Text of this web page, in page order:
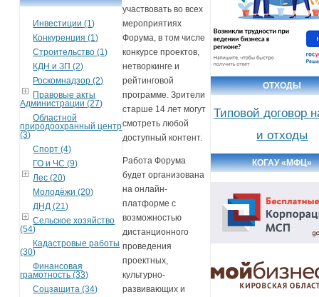
Инвестиции (1)
Конкуренция (1)
Строительство (1)
КДН и ЗП (2)
Роскомнадзор (2)
Правовые акты
Администрации (27)
Областной
природоохранный центр
(3)
Спорт (4)
ГО и ЧС (9)
Лес (20)
Молодёжи (20)
ДНД (21)
Сельское хозяйство
(54)
Кадастровые работы
(30)
Финансовая
грамотность (33)
Соцзащита (34)
участвовать во всех
мероприятиях
Форума, в том числе
конкурсе проектов,
нетворкинге и
рейтинговой
программе. Зрители
старше 14 лет могут
смотреть любой
доступный контент.
Работа Форума
будет организована
на онлайн-
платформе с
возможностью
дистанционного
проведения
проектных,
культурно-
развивающих и
ОТХОДЫ
Типовой договор
и отходы
КОГАУ «МФЦ»